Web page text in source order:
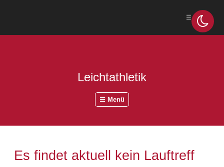
☰ Menü
Leichtathletik
☰ Menü
Es findet aktuell kein Lauftreff